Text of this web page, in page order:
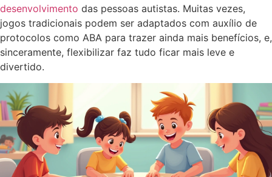
desenvolvimento das pessoas autistas. Muitas vezes,
jogos tradicionais podem ser adaptados com auxílio de
protocolos como ABA para trazer ainda mais benefícios, e,
sinceramente, flexibilizar faz tudo ficar mais leve e
divertido.